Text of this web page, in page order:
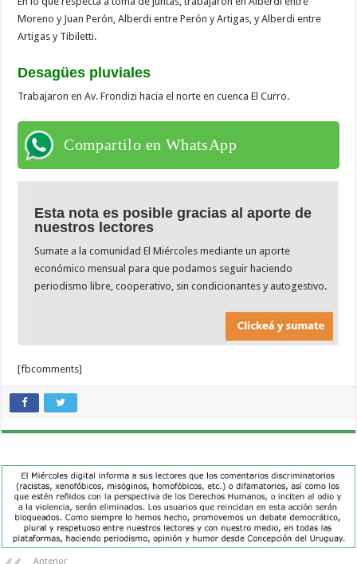
Moreno y Juan Perón, Alberdi entre Perón y Artigas, y Alberdi entre
Artigas y Tibiletti.
Desagües pluviales
Trabajaron en Av. Frondizi hacia el norte en cuenca El Curro.
Compartilo en WhatsApp
Esta nota es posible gracias al aporte de
nuestros lectores
Sumate a la comunidad El Miércoles mediante un aporte
económico mensual para que podamos seguir haciendo
periodismo libre, cooperativo, sin condicionantes y autogestivo.
[fbcomments]
Anterior